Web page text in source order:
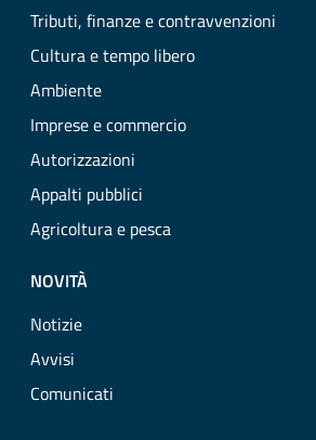
Tributi, finanze e contravvenzioni
Cultura e tempo libero
Ambiente
Imprese e commercio
Autorizzazioni
Appalti pubblici
Agricoltura e pesca
NOVITÀ
Notizie
Avvisi
Comunicati